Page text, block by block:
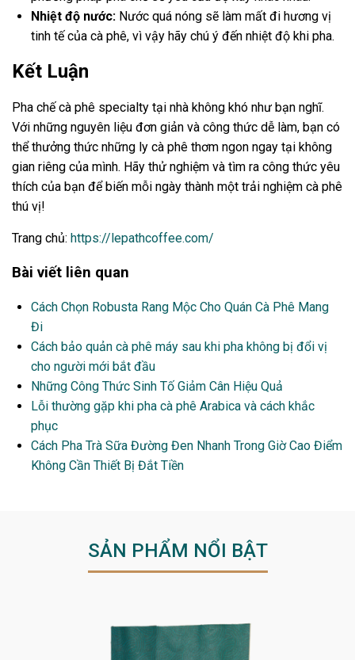
Nhiệt độ nước: Nước quá nóng sẽ làm mất đi hương vị
tinh tế của cà phê, vì vậy hãy chú ý đến nhiệt độ khi pha.
Kết Luận
Pha chế cà phê specialty tại nhà không khó như bạn nghĩ.
Với những nguyên liệu đơn giản và công thức dễ làm, bạn có
thể thưởng thức những ly cà phê thơm ngon ngay tại không
gian riêng của mình. Hãy thử nghiệm và tìm ra công thức yêu
thích của bạn để biến mỗi ngày thành một trải nghiệm cà phê
thú vị!
Trang chủ: https://lepathcoffee.com/
Bài viết liên quan
Cách Chọn Robusta Rang Mộc Cho Quán Cà Phê Mang
Đi
Cách bảo quản cà phê máy sau khi pha không bị đổi vị
cho người mới bắt đầu
Những Công Thức Sinh Tố Giảm Cân Hiệu Quả
Lỗi thường gặp khi pha cà phê Arabica và cách khắc
phục
Cách Pha Trà Sữa Đường Đen Nhanh Trong Giờ Cao Điểm
Không Cần Thiết Bị Đắt Tiền
SẢN PHẨM NỔI BẬT